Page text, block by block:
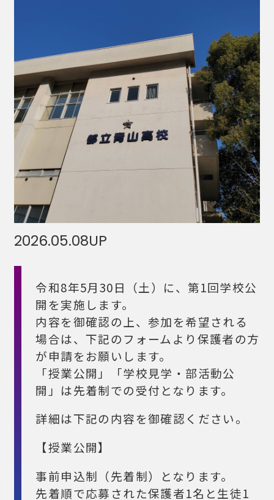
2026.05.08UP
令和8年5月30日（土）に、第1回学校公
開を実施します。
内容を御確認の上、参加を希望される
場合は、下記のフォームより保護者の方
が申請をお願いします。
「授業公開」「学校見学・部活動公
開」は先着制での受付となります。
詳細は下記の内容を御確認ください。
【授業公開】
事前申込制（先着制）となります。
先着順で応募された保護者1名と生徒1